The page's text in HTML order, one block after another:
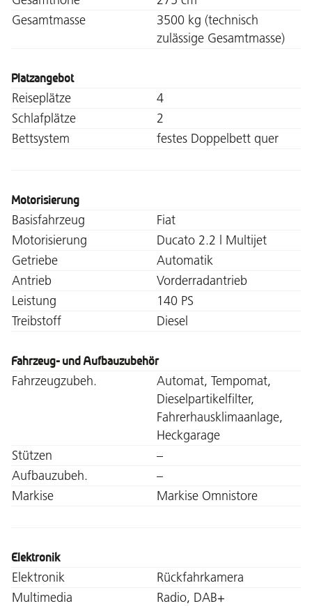
Gesamtmasse
3500 kg (technisch
zulässige Gesamtmasse)
Platzangebot
Reiseplätze
4
Schlafplätze
2
Bettsystem
festes Doppelbett quer
Motorisierung
Basisfahrzeug
Fiat
Motorisierung
Ducato 2.2 l Multijet
Getriebe
Automatik
Antrieb
Vorderradantrieb
Leistung
140 PS
Treibstoff
Diesel
Fahrzeug- und Aufbauzubehör
Fahrzeugzubeh.
Automat, Tempomat,
Dieselpartikelfilter,
Fahrerhausklimaanlage,
Heckgarage
Stützen
–
Aufbauzubeh.
–
Markise
Markise Omnistore
Elektronik
Elektronik
Rückfahrkamera
Multimedia
Radio, DAB+